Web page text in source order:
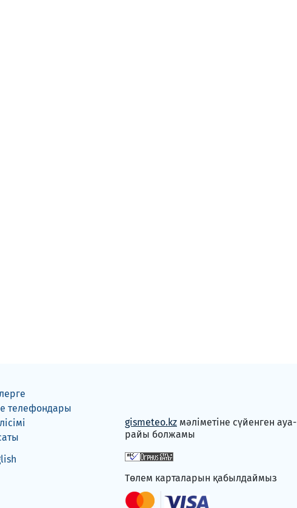
телефондары
gismeteo.kz мәліметіне сүйенген ауа-
райы болжамы
Төлем карталарын қабылдаймыз